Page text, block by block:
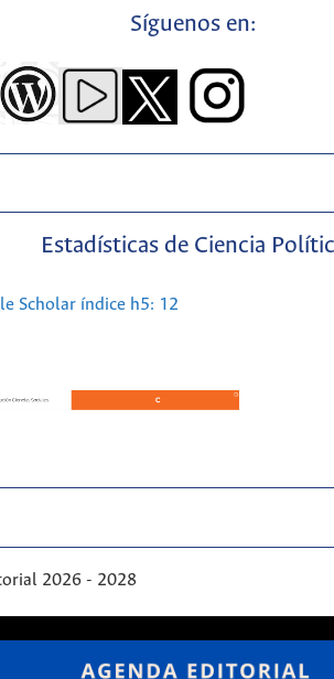
Síguenos en:
Estadísticas de Ciencia
Scholar índice h5: 12
2026 - 2028